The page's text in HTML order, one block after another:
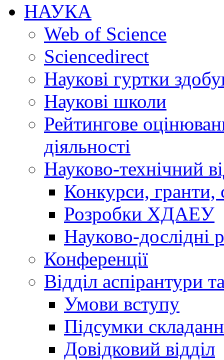
НАУКА
Web of Science
Sciencedirect
Наукові гуртки
Наукові школи
Рейтингове
діяльності
Науково-технічний
Конкурси, гранти,
Розробки ХДАЕУ
Науково-дослідні
Конференції
Відділ аспірантури
Умови вступу
Підсумки
Довідковий відділ